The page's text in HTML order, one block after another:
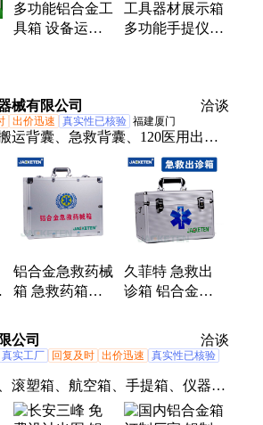
、钢框架木箱
多功能铝合金工
具箱 设备运输
工具器材展示箱
多功能手提仪器
械有限公司 洽谈
出价迅速 真实性已核验 福建厦门
运背囊、急救背囊、120医用出诊
、输注药供背囊、复苏抗休克背
包
铝合金急救药械
箱 急救药箱手
制
久菲特 急救出
诊箱 铝合金手
公司 洽谈
真实工厂 回复及时 出价迅速
真实性已核验
滚塑箱、航空箱、手提箱、仪器
箱、木箱、铝箱、设备箱、无人机